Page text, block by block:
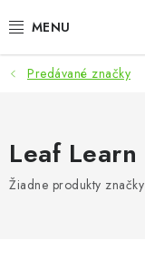
na
AKCIE
Predávané značky
Leaf Learn
Žiadne produkty značky